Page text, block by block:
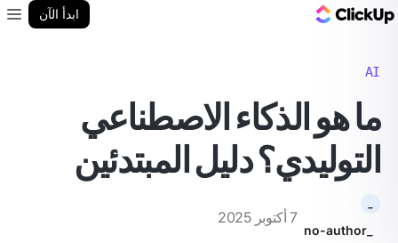
ابدأ الآن
AI
ما هو الذكاء الاصطناعي
التوليدي؟ دليل المبتدئين
7 أكتوبر 2025